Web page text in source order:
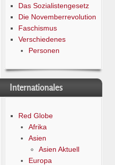
Das Sozialistengesetz
Die Novemberrevolution
Faschismus
Verschiedenes
Personen
Internationales
Red Globe
Afrika
Asien
Asien Aktuell
Europa